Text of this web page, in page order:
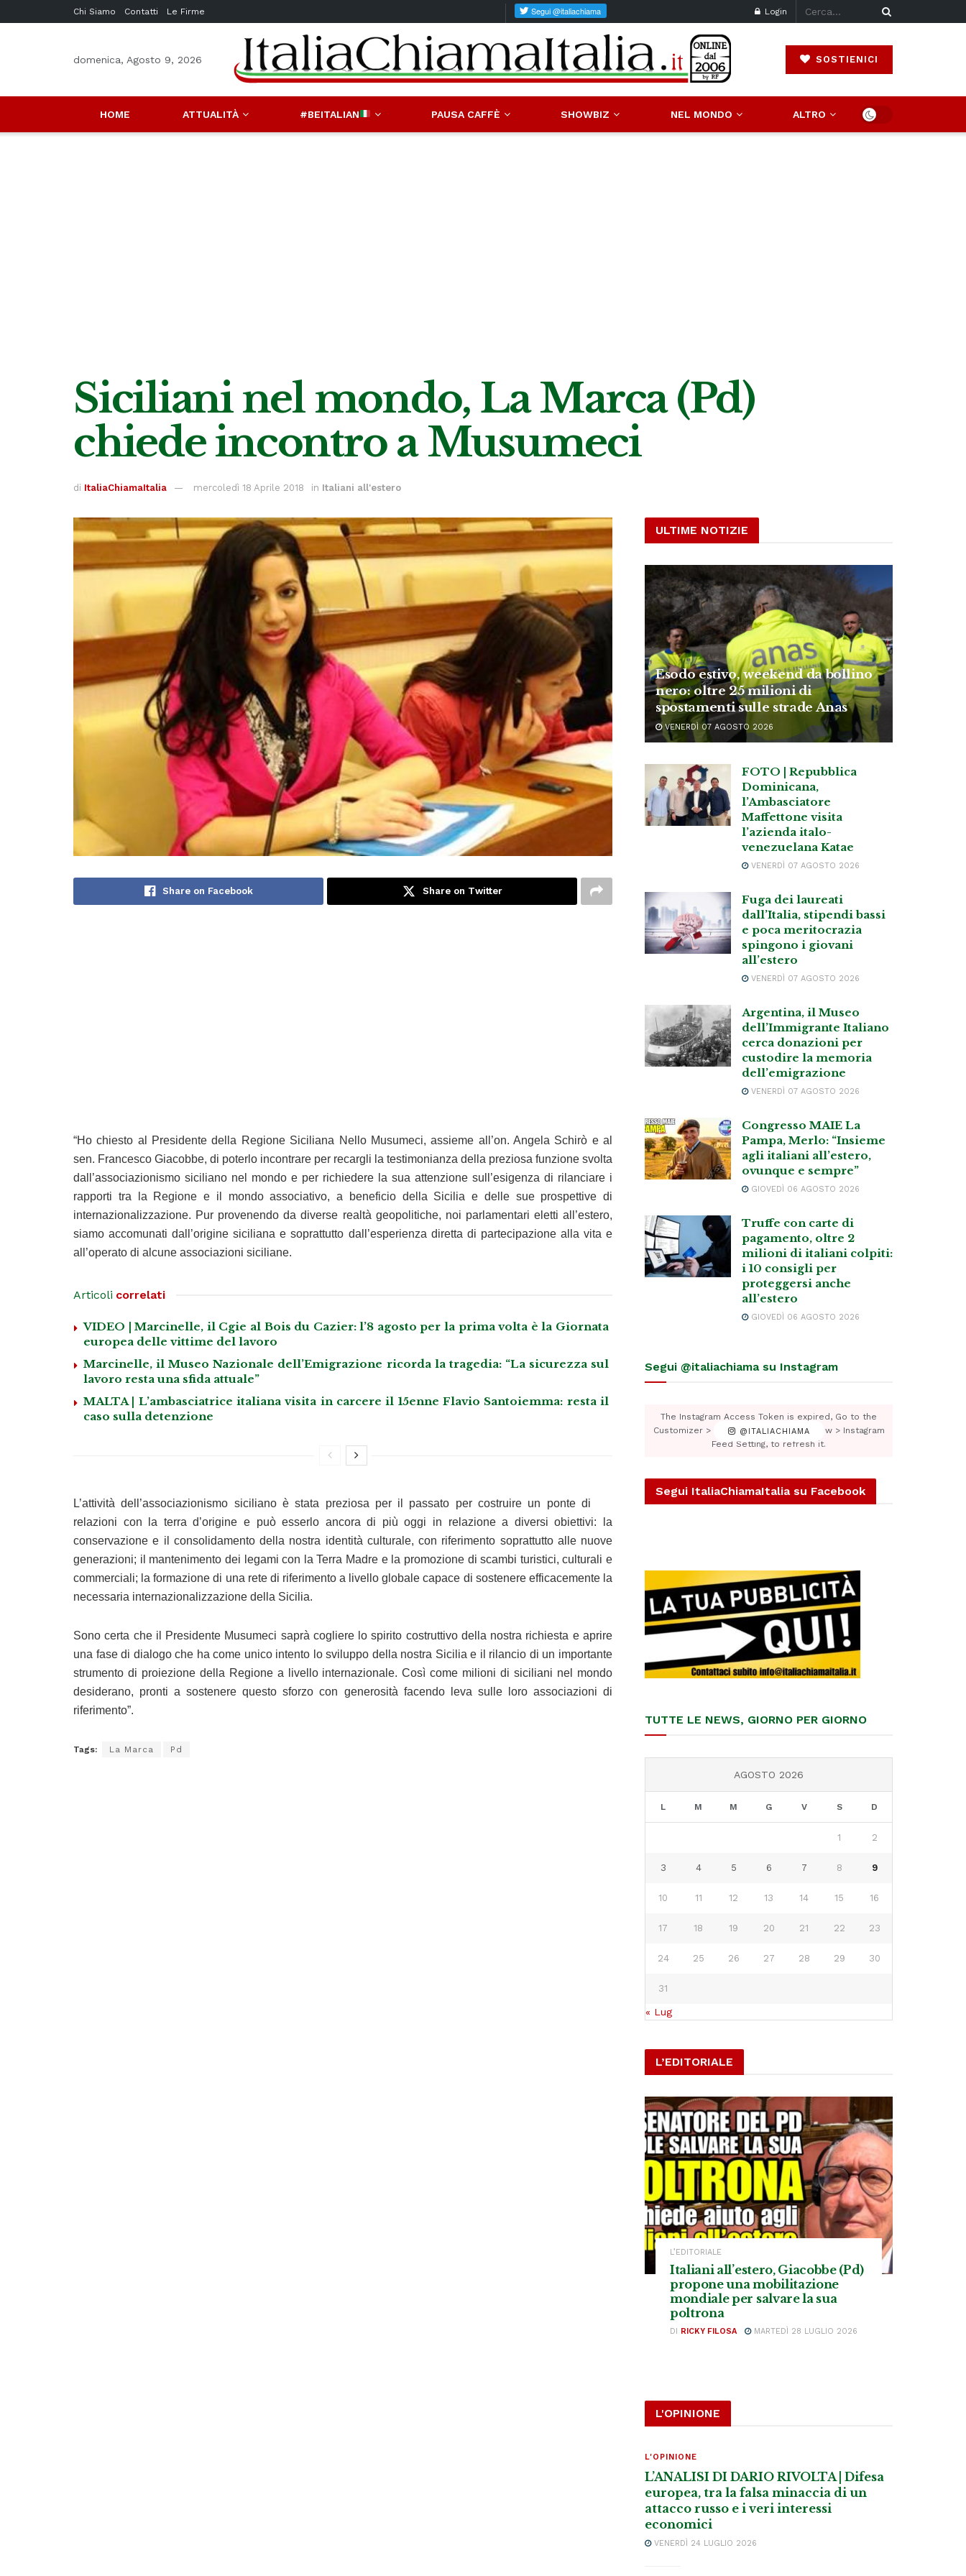
Chi Siamo Contatti Le Firme Login
domenica, Agosto 9, 2026 SOSTIENICI
HOME ATTUALITÀ #BEITALIAN PAUSA CAFFÈ SHOWBIZ NEL MONDO ALTRO
Siciliani nel mondo, La Marca (Pd)
chiede incontro a Musumeci
di ItaliaChiamaItalia mercoledì 18 Aprile 2018 in Italiani all'estero
Share on Facebook Share on Twitter
“Ho chiesto al Presidente della Regione Siciliana Nello Musumeci, assieme all’on. Angela Schirò e al
sen. Francesco Giacobbe, di poterlo incontrare per recargli la testimonianza della preziosa funzione svolta
dall’associazionismo siciliano nel mondo e per richiedere la sua attenzione sull’esigenza di rilanciare i
rapporti tra la Regione e il mondo associativo, a beneficio della Sicilia e delle sue prospettive di
internazionalizzazione. Pur provenendo da diverse realtà geopolitiche, noi parlamentari eletti all’estero,
siamo accomunati dall’origine siciliana e soprattutto dall’esperienza diretta di partecipazione alla vita e
all’operato di alcune associazioni siciliane.
Articoli correlati
VIDEO | Marcinelle, il Cgie al Bois du Cazier: l’8 agosto per la prima volta è la Giornata
europea delle vittime del lavoro
Marcinelle, il Museo Nazionale dell’Emigrazione ricorda la tragedia: “La sicurezza sul
lavoro resta una sfida attuale”
MALTA | L’ambasciatrice italiana visita in carcere il 15enne Flavio Santoiemma: resta il
caso sulla detenzione
L’attività dell’associazionismo siciliano è stata preziosa per il passato per costruire un ponte di
relazioni con la terra d’origine e può esserlo ancora di più oggi in relazione a diversi obiettivi: la
conservazione e il consolidamento della nostra identità culturale, con riferimento soprattutto alle nuove
generazioni; il mantenimento dei legami con la Terra Madre e la promozione di scambi turistici, culturali e
commerciali; la formazione di una rete di riferimento a livello globale capace di sostenere efficacemente la
necessaria internazionalizzazione della Sicilia.
Sono certa che il Presidente Musumeci saprà cogliere lo spirito costruttivo della nostra richiesta e aprire
una fase di dialogo che ha come unico intento lo sviluppo della nostra Sicilia e il rilancio di un importante
strumento di proiezione della Regione a livello internazionale. Così come milioni di siciliani nel mondo
desiderano, pronti a sostenere questo sforzo con generosità facendo leva sulle loro associazioni di
riferimento”.
Tags: La Marca Pd
ULTIME NOTIZIE
Esodo estivo, weekend da bollino
nero: oltre 25 milioni di
spostamenti sulle strade Anas
VENERDÌ 07 AGOSTO 2026
FOTO | Repubblica
Dominicana,
l’Ambasciatore
Maffettone visita
l’azienda italo-
venezuelana Katae
VENERDÌ 07 AGOSTO 2026
Fuga dei laureati
dall’Italia, stipendi bassi
e poca meritocrazia
spingono i giovani
all’estero
VENERDÌ 07 AGOSTO 2026
Argentina, il Museo
dell’Immigrante Italiano
cerca donazioni per
custodire la memoria
dell’emigrazione
VENERDÌ 07 AGOSTO 2026
Congresso MAIE La
Pampa, Merlo: “Insieme
agli italiani all’estero,
ovunque e sempre”
GIOVEDÌ 06 AGOSTO 2026
Truffe con carte di
pagamento, oltre 2
milioni di italiani colpiti:
i 10 consigli per
proteggersi anche
all’estero
GIOVEDÌ 06 AGOSTO 2026
Segui @italiachiama su Instagram
@ITALIACHIAMA
The Instagram Access Token is expired, Go to the
Customizer > JNews : Social, Like & View > Instagram
Feed Setting, to refresh it.
Segui ItaliaChiamaItalia su Facebook
TUTTE LE NEWS, GIORNO PER GIORNO
AGOSTO 2026
L M M G V S D
1 2
3 4 5 6 7 8 9
10 11 12 13 14 15 16
17 18 19 20 21 22 23
24 25 26 27 28 29 30
31
« Lug
L’EDITORIALE
L’EDITORIALE
Italiani all’estero, Giacobbe (Pd)
propone una mobilitazione
mondiale per salvare la sua
poltrona
DI RICKY FILOSA MARTEDÌ 28 LUGLIO 2026
L'OPINIONE
L'OPINIONE
L’ANALISI DI DARIO RIVOLTA | Difesa
europea, tra la falsa minaccia di un
attacco russo e i veri interessi
economici
VENERDÌ 24 LUGLIO 2026